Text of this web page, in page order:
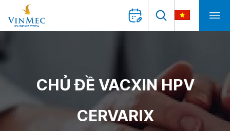
CHỦ ĐỀ VACXIN HPV
CERVARIX